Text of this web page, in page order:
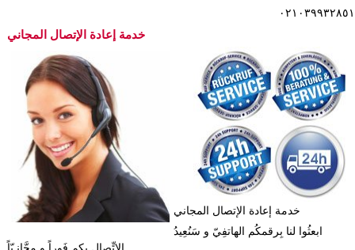
٠٢١٠٣٩٩٣٢٨٥١
خدمة إعادة الإتصال المجاني
خدمة إعادة الإتصال المجاني
ابعثُوا لنا بِرقمكُم الهاتفِيّ و سَنُعِيدُ